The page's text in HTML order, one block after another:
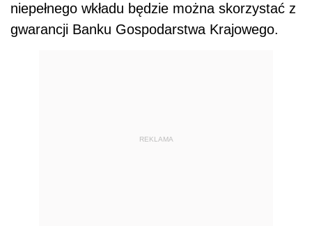
niepełnego wkładu będzie można skorzystać z
gwarancji Banku Gospodarstwa Krajowego.
REKLAMA